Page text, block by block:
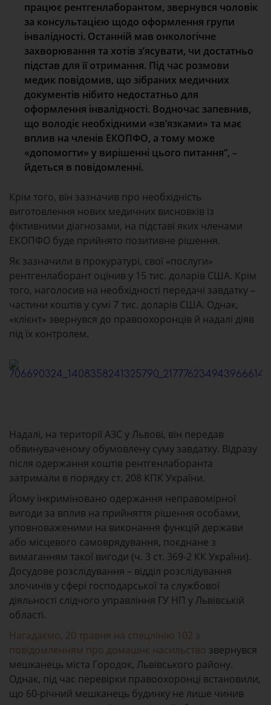
працює рентгенлаборантом, звернувся чоловік
за консультацією щодо оформлення групи
інвалідності. Останній мав онкологічне
захворювання та хотів з’ясувати, чи достатньо
підстав для її отримання. Під час розмови
медик повідомив, що зібраних медичних
документів нібито недостатньо для
оформлення інвалідності. Водночас запевнив,
що володіє необхідними «зв’язками» та має
вплив на членів ЕКОПФО, а тому може
«допомогти» у вирішенні цього питання”, –
йдеться в повідомленні.
Крім того, він зазначив про необхідність
виготовлення нових медичних висновків із
фіктивними діагнозами, на підставі яких членами
ЕКОПФО буде прийнято позитивне рішення.
Як зазначили в прокуратурі, свої «послуги»
рентгенлаборант оцінив у 15 тис. доларів США. Крім
того, наголосив на необхідності передачі завдатку –
частини коштів у сумі 7 тис. доларів США. Однак,
«клієнт» звернувся до правоохоронців й надалі діяв
під їх контролем.
Надалі, на території АЗС у Львові, він передав
обвинуваченому обумовлену суму завдатку. Відразу
після одержання коштів рентгенлаборанта
затримали в порядку ст. 208 КПК України.
Йому інкриміновано одержання неправомірної
вигоди за вплив на прийняття рішення особами,
уповноваженими на виконання функцій держави
або місцевого самоврядування, поєднане з
вимаганням такої вигоди (ч. 3 ст. 369-2 КК України).
Досудове розслідування – відділ розслідування
злочинів у сфері господарської та службової
діяльності слідчого управління ГУ НП у Львівській
області.
Нагадаємо, 20 травня на спецлінію 102 з
повідомленням про домашнє насильство звернувся
мешканець міста Городок, Львівського району.
Однак, під час перевірки правоохоронці встановили,
що 60-річний мешканець будинку не лише чинив